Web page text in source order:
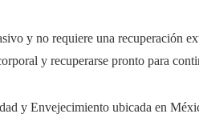
y no requiere una recuperación
y recuperarse pronto para
y Envejecimiento ubicada en